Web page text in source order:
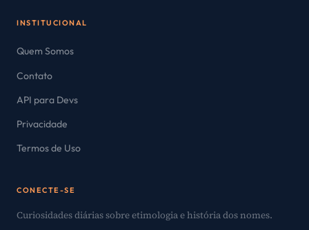
INSTITUCIONAL
Quem Somos
Contato
API para Devs
Privacidade
Termos de Uso
CONECTE-SE
Curiosidades diárias sobre etimologia e história dos nomes.